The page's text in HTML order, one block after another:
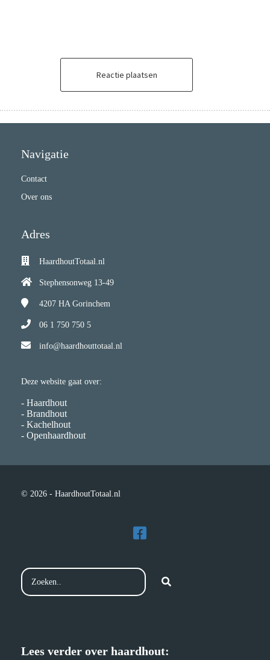
Reactie plaatsen
Navigatie
Contact
Over ons
Adres
HaardhoutTotaal.nl
Stephensonweg 13-49
4207 HA Gorinchem
06 1 750 750 5
info@haardhouttotaal.nl
Deze website gaat over:
- Haardhout
- Brandhout
- Kachelhout
- Openhaardhout
© 2026 - HaardhoutTotaal.nl
Lees verder over haardhout: